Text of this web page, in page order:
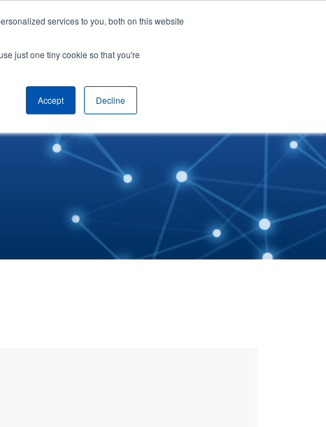
services to you, both on this website
just one tiny cookie so that you're
Accept Decline
hệ